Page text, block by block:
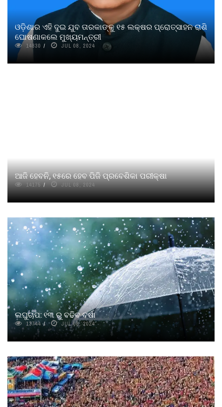
ଓଡ଼ିଶାର ଏହି ଦୁଇ ଯୁବ ତାରକାଙ୍କୁ ୧୫ ଲକ୍ଷର ପ୍ରୋତ୍ସାହନ ରାଶି
ଘୋଷଣାକଲେ ମୁଖ୍ୟମନ୍ତ୍ରୀ
14830 JUL 08, 2024
ଆଜି ହେବନି, ୧୫ରେ ହେବ ପିଜି ପ୍ରବେଶିକା ପରୀକ୍ଷା
14175 JUL 08, 2024
ଲଘୁଚାପ: ୧୩ ରୁ ବଢିବ ବର୍ଷା
13744 JUL 08, 2024